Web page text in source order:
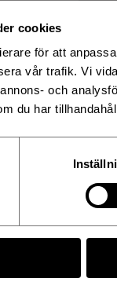
cookies
för att
vår trafik. Vi
och
du har
av AI-teknikens
2026–2027
först ut är
om alkemi och
den 5 juni